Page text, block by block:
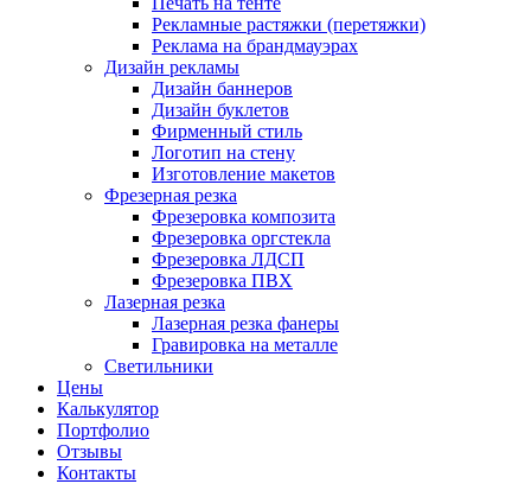
Рекламные растяжки (перетяжки)
Реклама на брандмауэрах
Дизайн рекламы
Дизайн баннеров
Дизайн буклетов
Фирменный стиль
Логотип на стену
Изготовление макетов
Фрезерная резка
Фрезеровка композита
Фрезеровка оргстекла
Фрезеровка ЛДСП
Фрезеровка ПВХ
Лазерная резка
Лазерная резка фанеры
Гравировка на металле
Светильники
Цены
Калькулятор
Портфолио
Отзывы
Контакты